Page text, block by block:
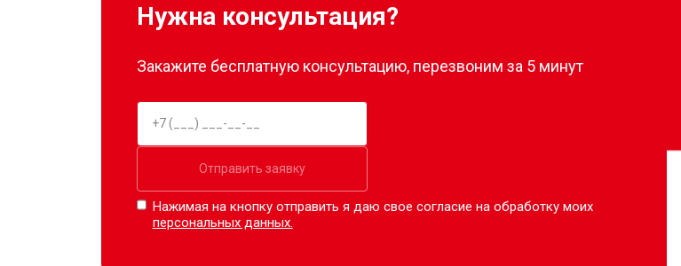
Нужна консультация?
Закажите бесплатную консультацию, перезвоним за 5 минут
Отправить заявку
Нажимая на кнопку отправить я даю свое согласие на обработку моих
персональных данных.